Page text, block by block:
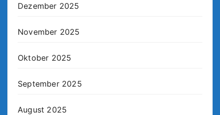
Dezember 2025
November 2025
Oktober 2025
September 2025
August 2025